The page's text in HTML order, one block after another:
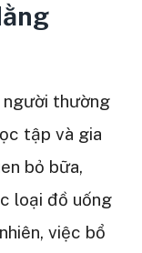
người thường
tập và gia
bỏ bữa,
loại đồ uống
việc bổ